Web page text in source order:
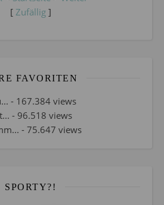
[ Zufällig]
FAVORITEN
- 167.384 views
- 96.518 views
- 75.647 views
SPORTY?!